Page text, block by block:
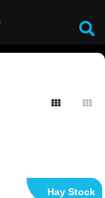
Hay Stock